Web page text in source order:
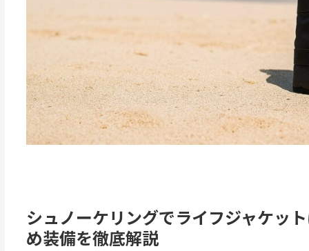
シュノーケリングでライフジャケッ
め装備を徹底解説